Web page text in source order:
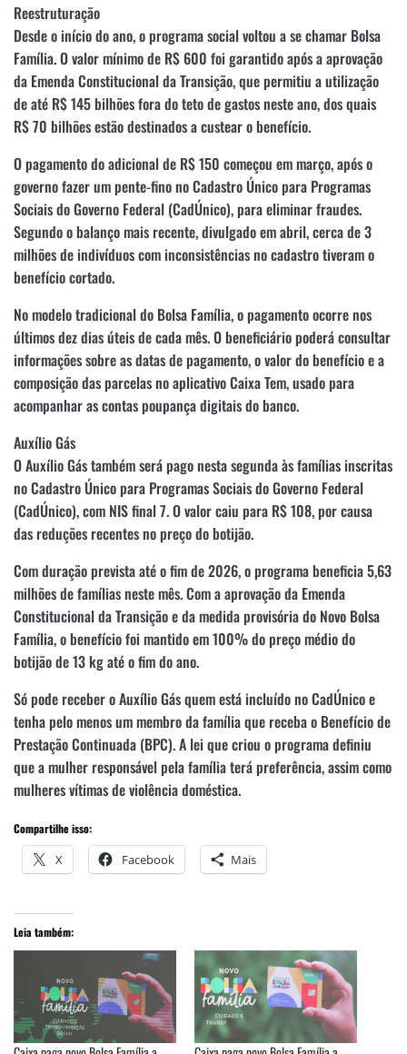
Reestruturação
Desde o início do ano, o programa social voltou a se chamar Bolsa
Família. O valor mínimo de R$ 600 foi garantido após a aprovação
da Emenda Constitucional da Transição, que permitiu a utilização
de até R$ 145 bilhões fora do teto de gastos neste ano, dos quais
R$ 70 bilhões estão destinados a custear o benefício.
O pagamento do adicional de R$ 150 começou em março, após o
governo fazer um pente-fino no Cadastro Único para Programas
Sociais do Governo Federal (CadÚnico), para eliminar fraudes.
Segundo o balanço mais recente, divulgado em abril, cerca de 3
milhões de indivíduos com inconsistências no cadastro tiveram o
benefício cortado.
No modelo tradicional do Bolsa Família, o pagamento ocorre nos
últimos dez dias úteis de cada mês. O beneficiário poderá consultar
informações sobre as datas de pagamento, o valor do benefício e a
composição das parcelas no aplicativo Caixa Tem, usado para
acompanhar as contas poupança digitais do banco.
Auxílio Gás
O Auxílio Gás também será pago nesta segunda às famílias inscritas
no Cadastro Único para Programas Sociais do Governo Federal
(CadÚnico), com NIS final 7. O valor caiu para R$ 108, por causa
das reduções recentes no preço do botijão.
Com duração prevista até o fim de 2026, o programa beneficia 5,63
milhões de famílias neste mês. Com a aprovação da Emenda
Constitucional da Transição e da medida provisória do Novo Bolsa
Família, o benefício foi mantido em 100% do preço médio do
botijão de 13 kg até o fim do ano.
Só pode receber o Auxílio Gás quem está incluído no CadÚnico e
tenha pelo menos um membro da família que receba o Benefício de
Prestação Continuada (BPC). A lei que criou o programa definiu
que a mulher responsável pela família terá preferência, assim como
mulheres vítimas de violência doméstica.
Compartilhe isso:
X Facebook Mais
Leia também: